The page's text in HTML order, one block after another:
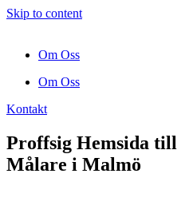
Skip to content
Om Oss
Om Oss
Kontakt
Proffsig Hemsida till
Målare i Malmö